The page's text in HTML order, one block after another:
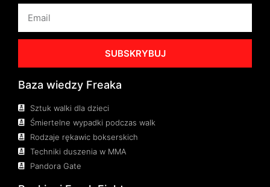
SUBSKRYBUJ
Baza wiedzy Freaka
Sztuk walki dla dzieci
Śmiertelne wypadki podczas walk
Rodzaje rękawic bokserskich
Techniki duszenia w MMA
Pandora Gate